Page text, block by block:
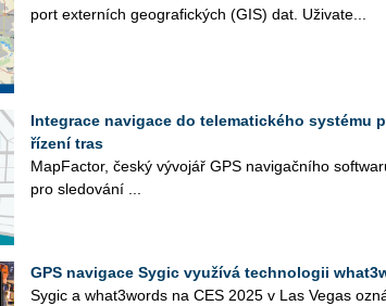
port ex­ter­ních ge­o­gra­fic­kých (GIS) dat. Uži­va­te...
Integrace navigace do telematického systému
řízení tras
Ma­p­Fac­tor, český vý­vo­jář GPS na­vi­gač­ní­ho
pro sle­do­vá­ní ...
GPS navigace Sygic využívá technologii
Sygic a what­3­words na CES 2025 v Las Vegas